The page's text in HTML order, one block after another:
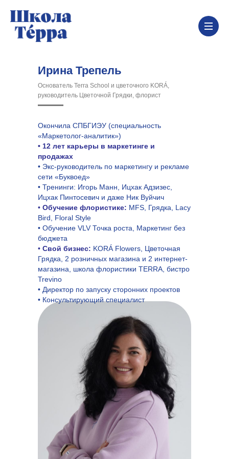
Основатель Terra School и цветочного KORÁ,
руководитель Цветочной Грядки, флорист
Ирина Трепель
Окончила СПБГИЭУ (cпециальность
«Маркетолог-аналитик»)
• 12 лет карьеры в маркетинге и
продажах
• Экс-руководитель по маркетингу и рекламе
сети «Буквоед»
• Тренинги: Игорь Манн, Ицхак Адзизес,
Ицхак Пинтосевич и даже Ник Вуйчич
• Обучение флористике: MFS, Грядка, Lacy
Bird, Floral Style
• Обучение VLV Точка роста, Маркетинг без
бюджета
• Свой бизнес: KORÁ Flowers, Цветочная
Грядка, 2 розничных магазина и 2 интернет-
магазина, школа флористики TERRA, бистро
Trevino
• Директор по запуску сторонних проектов
• Консультирующий специалист